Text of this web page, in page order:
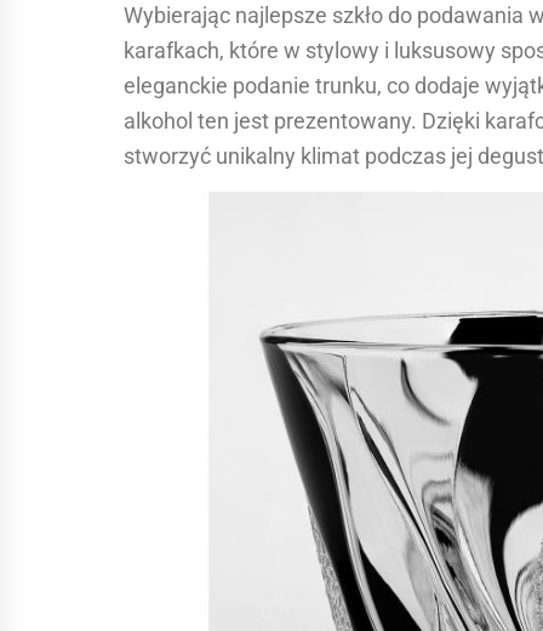
Wybierając najlepsze szkło do podawania
karafkach, które w stylowy i luksusowy
eleganckie podanie trunku, co dodaje
alkohol ten jest prezentowany. Dzięki
stworzyć unikalny klimat podczas jej